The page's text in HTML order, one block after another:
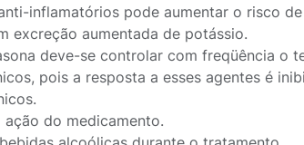
inflamatórios pode aumentar o risco
excreção aumentada de potássio.
deve-se controlar com freqüência o
pois a resposta a esses agentes é
do medicamento.